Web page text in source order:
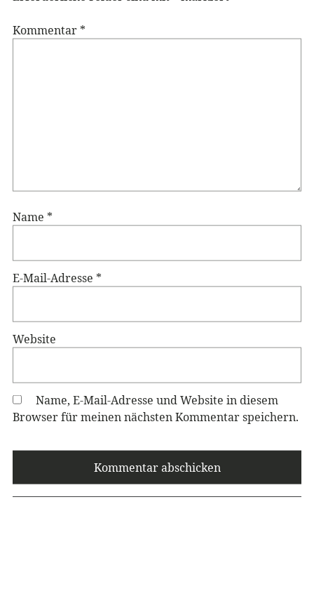
Kommentar *
Name *
E-Mail-Adresse *
Website
Name, E-Mail-Adresse und Website in diesem
Browser für meinen nächsten Kommentar speichern.